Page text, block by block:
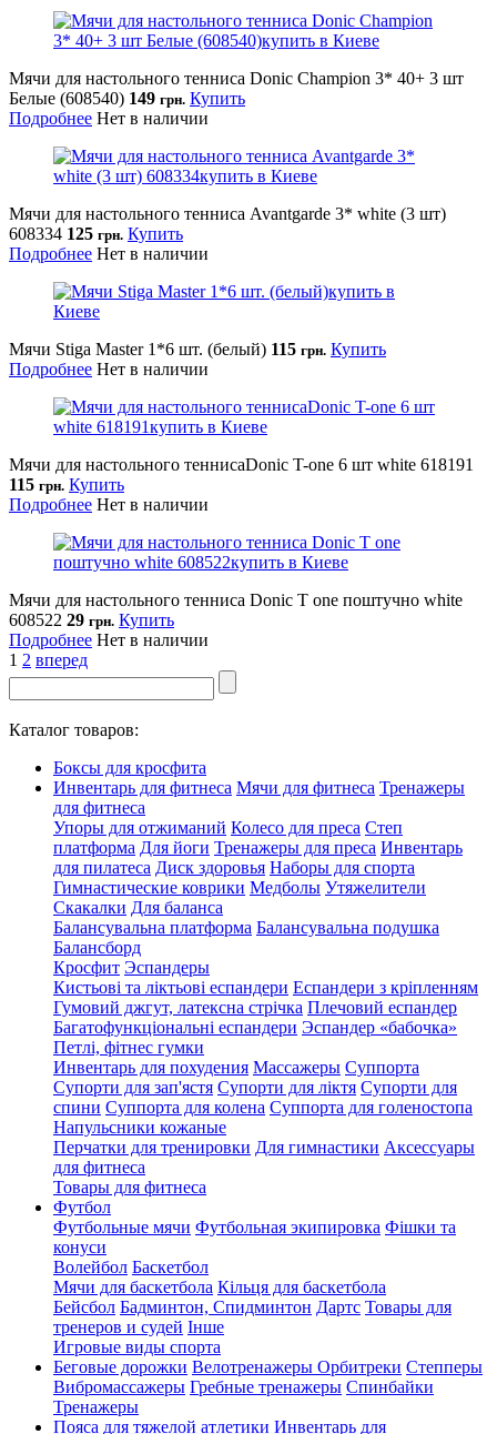
Мячи для настольного тенниса Donic Champion 3* 40+ 3 шт
Белые (608540) 149 грн. Купить
Подробнее Нет в наличии
Мячи для настольного тенниса Avantgarde 3* white (3 шт)
608334 125 грн. Купить
Подробнее Нет в наличии
Мячи Stiga Master 1*6 шт. (белый) 115 грн. Купить
Подробнее Нет в наличии
Мячи для настольного теннисаDonic T-one 6 шт white 618191
115 грн. Купить
Подробнее Нет в наличии
Мячи для настольного тенниса Donic T one поштучно white
608522 29 грн. Купить
Подробнее Нет в наличии
1 2 вперед
Каталог товаров:
Боксы для кросфита
Инвентарь для фитнеса Мячи для фитнеса Тренажеры
для фитнеса
Упоры для отжиманий Колесо для преса Степ
платформа Для йоги Тренажеры для преса Инвентарь
для пилатеса Диск здоровья Наборы для спорта
Гимнастические коврики Медболы Утяжелители
Скакалки Для баланса
Балансувальна платформа Балансувальна подушка
Балансборд
Кросфит Эспандеры
Кистьові та ліктьові еспандери Еспандери з кріпленням
Гумовий джгут, латексна стрічка Плечовий еспандер
Багатофункціональні еспандери Эспандер «бабочка»
Петлі, фітнес гумки
Инвентарь для похудения Массажеры Суппорта
Супорти для зап'ястя Супорти для ліктя Супорти для
спини Суппорта для колена Суппорта для голеностопа
Напульсники кожаные
Перчатки для тренировки Для гимнастики Аксессуары
для фитнеса
Товары для фитнеса
Футбол
Футбольные мячи Футбольная экипировка Фішки та
конуси
Волейбол Баскетбол
Мячи для баскетбола Кільця для баскетбола
Бейсбол Бадминтон, Спидминтон Дартс Товары для
тренеров и судей Інше
Игровые виды спорта
Беговые дорожки Велотренажеры Орбитреки Степперы
Вибромассажеры Гребные тренажеры Спинбайки
Тренажеры
Пояса для тяжелой атлетики Инвентарь для